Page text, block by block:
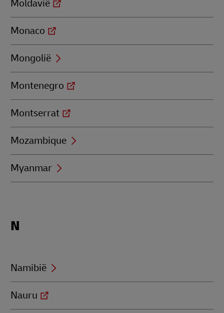
Moldavië
Monaco
Mongolië
Montenegro
Montserrat
Mozambique
Myanmar
beginning
N
Namibië
Nauru